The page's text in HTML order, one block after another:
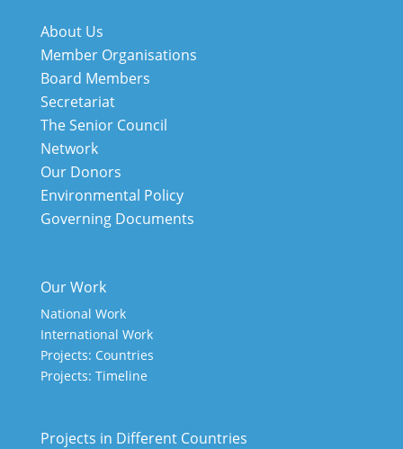
About Us
Member Organisations
Board Members
Secretariat
The Senior Council
Network
Our Donors
Environmental Policy
Governing Documents
Our Work
National Work
International Work
Projects: Countries
Projects: Timeline
Projects in Different Countries